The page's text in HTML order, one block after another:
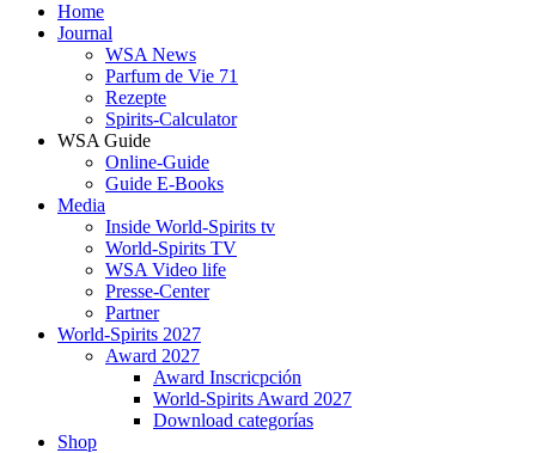
Home
Journal
WSA News
Parfum de Vie 71
Rezepte
Spirits-Calculator
WSA Guide
Online-Guide
Guide E-Books
Media
Inside World-Spirits tv
World-Spirits TV
WSA Video life
Presse-Center
Partner
World-Spirits 2027
Award 2027
Award Inscricpción
World-Spirits Award 2027
Download categorías
Shop